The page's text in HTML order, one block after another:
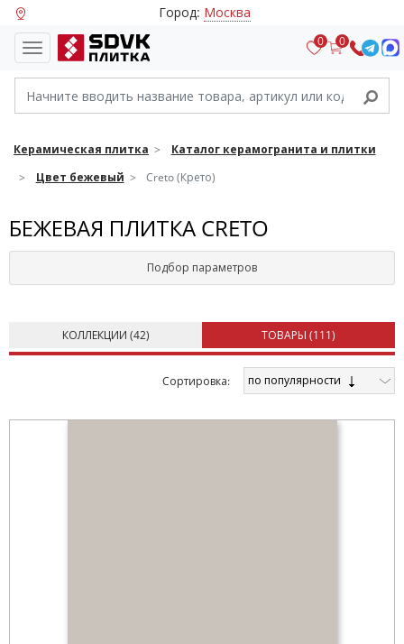
Город: Москва
0 0
Керамическая плитка
Каталог керамогранита и плитки
Цвет бежевый
Creto (Крето)
БЕЖЕВАЯ ПЛИТКА CRETO
Подбор параметров
КОЛЛЕКЦИИ (42) ТОВАРЫ (111)
Cортировка: по популярности